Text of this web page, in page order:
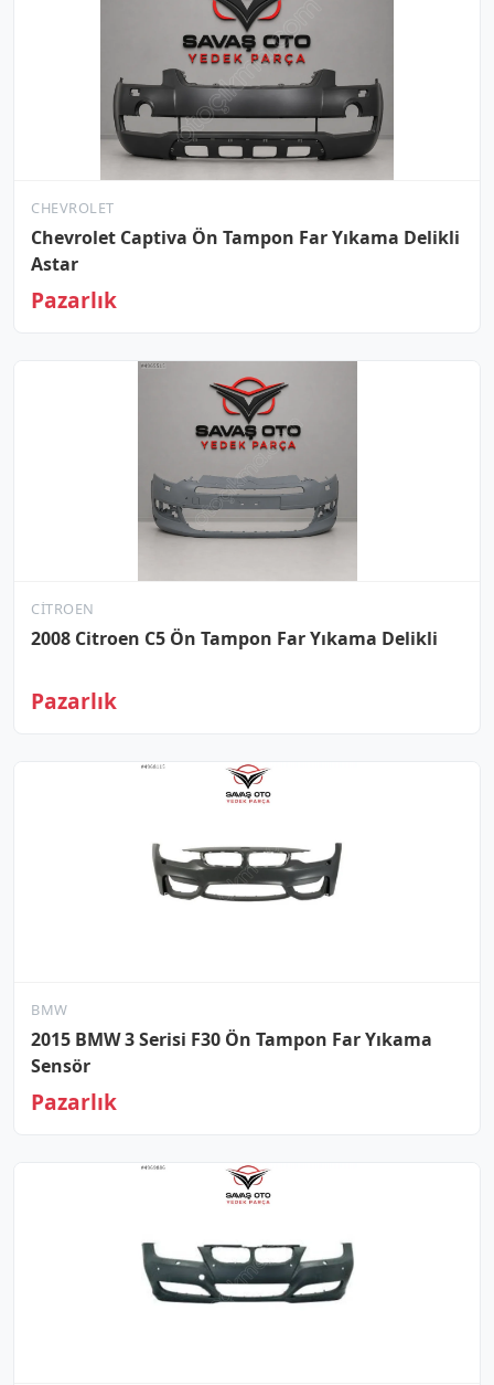
CHEVROLET
Chevrolet Captiva Ön Tampon Far Yıkama Delikli
Astar
Pazarlık
CITROEN
2008 Citroen C5 Ön Tampon Far Yıkama Delikli
Pazarlık
BMW
2015 BMW 3 Serisi F30 Ön Tampon Far Yıkama
Sensör
Pazarlık